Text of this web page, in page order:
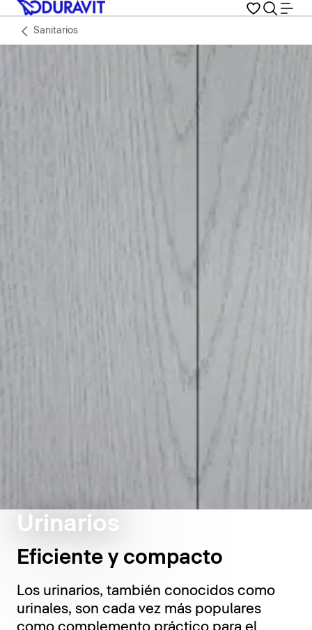
Sanitarios
Urinarios
Eficiente y compacto
Los urinarios, también conocidos como
urinales, son cada vez más populares